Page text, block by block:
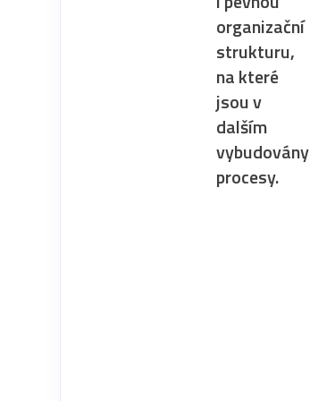
organizační
strukturu,
na které
jsou v
dalším
vybudovány
procesy.